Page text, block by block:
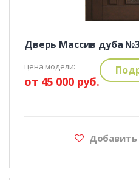
Дверь Массив дуба
цена модели:
от 45 000 руб.
Добавить